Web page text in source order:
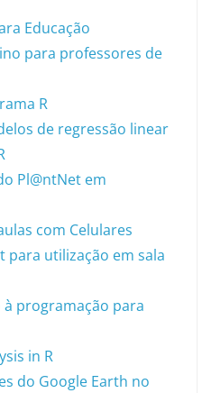
Educação
para professores de
R
de regressão linear
Pl@ntNet em
com Celulares
para utilização em sala
programação para
in R
do Google Earth no